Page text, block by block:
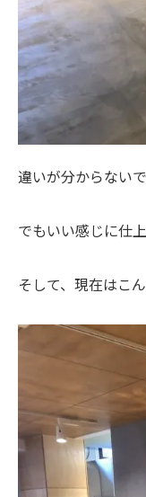
違いが分からない
でもいい感じに仕
そして、現在はこ